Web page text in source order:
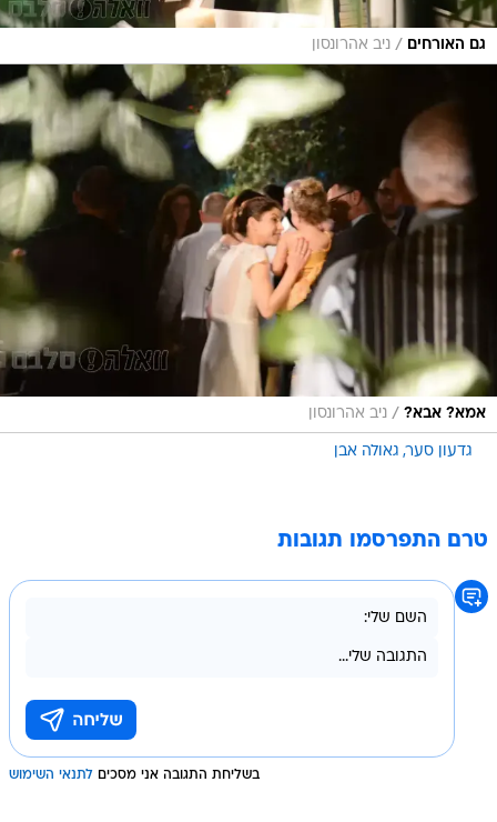
גם האורחים / ניב אהרונסון
אמא? אבא? / ניב אהרונסון
גדעון סער גאולה אבן
טרם התפרסמו תגובות
בשליחת התגובה אני מסכים לתנאי השימוש